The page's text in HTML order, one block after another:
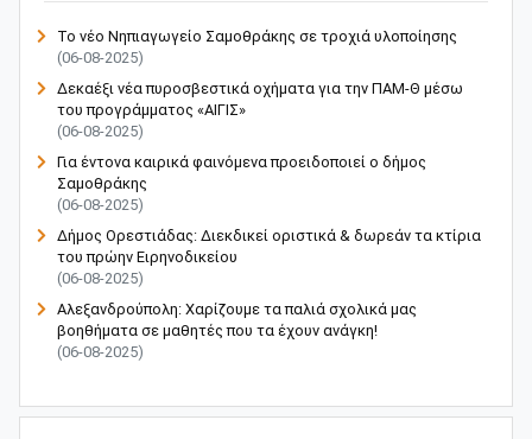
Το νέο Νηπιαγωγείο Σαμοθράκης σε τροχιά υλοποίησης
(06-08-2025)
Δεκαέξι νέα πυροσβεστικά οχήματα για την ΠΑΜ-Θ μέσω
του προγράμματος «ΑΙΓΙΣ»
(06-08-2025)
Για έντονα καιρικά φαινόμενα προειδοποιεί ο δήμος
Σαμοθράκης
(06-08-2025)
Δήμος Ορεστιάδας: Διεκδικεί οριστικά & δωρεάν τα κτίρια
του πρώην Ειρηνοδικείου
(06-08-2025)
Αλεξανδρούπολη: Χαρίζουμε τα παλιά σχολικά μας
βοηθήματα σε μαθητές που τα έχουν ανάγκη!
(06-08-2025)